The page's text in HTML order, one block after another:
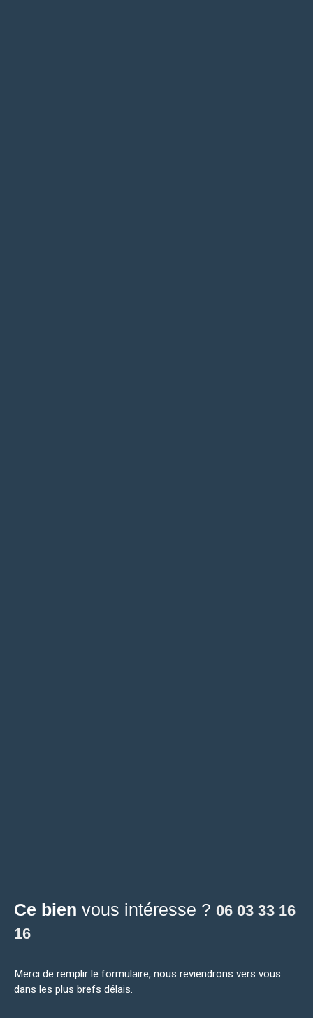
Ce bien vous intéresse ? 06 03 33 16
16
Merci de remplir le formulaire, nous reviendrons vers vous
dans les plus brefs délais.